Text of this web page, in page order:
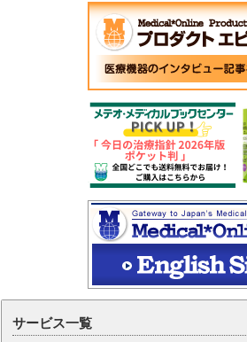
サービス一覧